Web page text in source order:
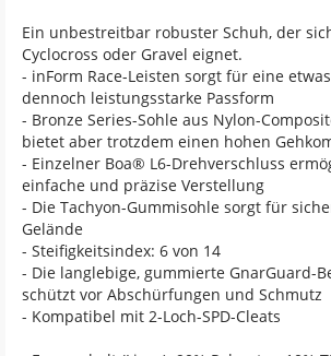
Ein unbestreitbar robuster Schuh, der
Cyclocross oder Gravel eignet.
- inForm Race-Leisten sorgt für eine
dennoch leistungsstarke Passform
- Bronze Series-Sohle aus Nylon-
bietet aber trotzdem einen hohen
- Einzelner Boa® L6-Drehverschluss
einfache und präzise Verstellung
- Die Tachyon-Gummisohle sorgt für
Gelände
- Steifigkeitsindex: 6 von 14
- Die langlebige, gummierte GnarGuard-
schützt vor Abschürfungen und Schmutz
- Kompatibel mit 2-Loch-SPD-Cleats